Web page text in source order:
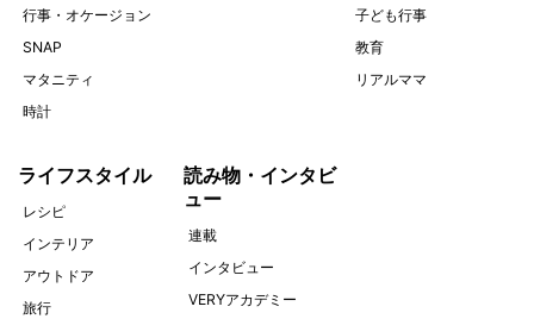
行事・オケージョン
SNAP
マタニティ
時計
子ども行事
教育
リアルママ
ライフスタイル
レシピ
インテリア
アウトドア
旅行
読み物・インタビ
ュー
連載
インタビュー
VERYアカデミー